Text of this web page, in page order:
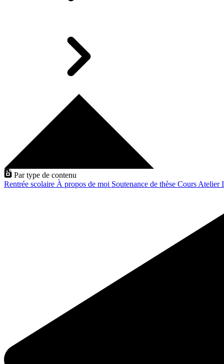
Par type de contenu
Rentrée scolaire À propos de moi Soutenance de thèse Cours Atelier